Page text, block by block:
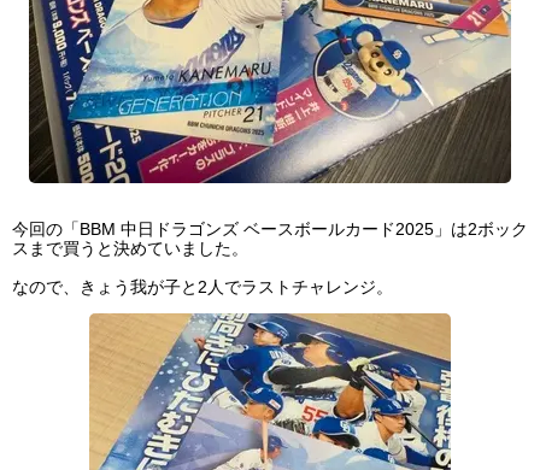
今回の「BBM 中日ドラゴンズ ベースボールカード2025」は2ボック
スまで買うと決めていました。
なので、きょう我が子と2人でラストチャレンジ。